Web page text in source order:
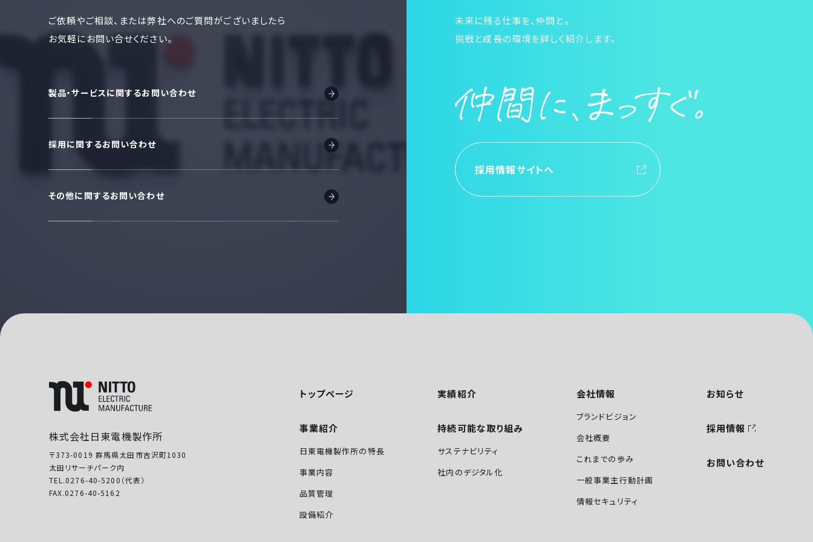
ご依頼やご相談、または弊社へのご質問がございましたら
お気軽にお問い合せください。
製品・サービスに関するお問い合わせ
採用に関するお問い合わせ
その他に関するお問い合わせ
未来に残る仕事を、仲間と。
挑戦と成長の環境を詳しく紹介します。
採用情報サイトへ
株式会社日東電機製作所
〒373-0019 群馬県太田市吉沢町1030
太田リサーチパーク内
TEL.0276-40-5200（代表）
FAX.0276-40-5162
トップページ
事業紹介
日東電機製作所の特長
事業内容
品質管理
設備紹介
実績紹介
持続可能な取り組み
サステナビリティ
社内のデジタル化
会社情報
ブランドビジョン
会社概要
これまでの歩み
一般事業主行動計画
情報セキュリティ
お知らせ
採用情報
お問い合わせ